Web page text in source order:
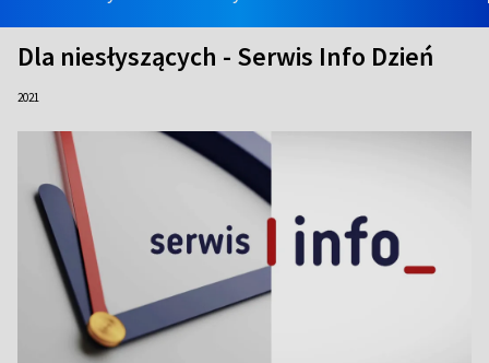
Dla niesłyszących - Serwis Info Dzień
2021